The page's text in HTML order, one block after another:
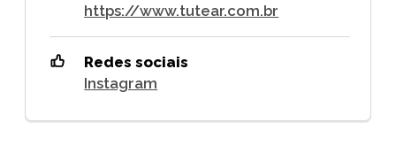
https://www.tutear.com.br
Redes sociais
Instagram